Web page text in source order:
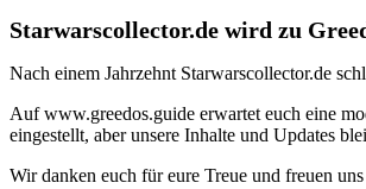
Starwarscollector.de wird zu
Nach einem Jahrzehnt Starwarscollector.de
Auf www.greedos.guide erwartet euch eine
eingestellt, aber unsere Inhalte und Updates
Wir danken euch für eure Treue und freuen